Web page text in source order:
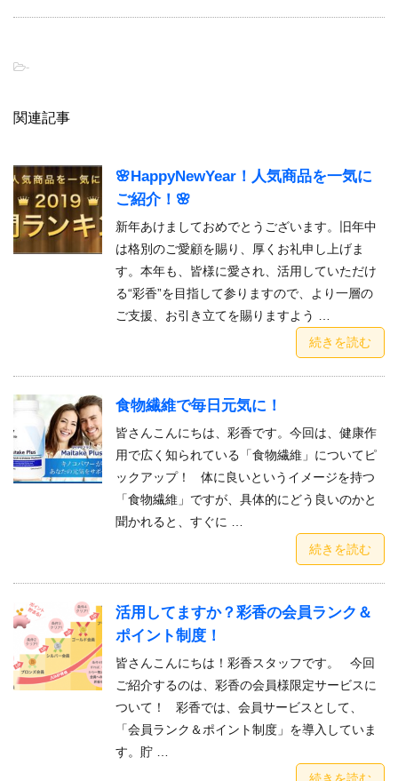
-
関連記事
🌸HappyNewYear！人気商品を一気に
ご紹介！🌸
新年あけましておめでとうございます。旧年中
は格別のご愛顧を賜り、厚くお礼申し上げま
す。本年も、皆様に愛され、活用していただけ
る“彩香”を目指して参りますので、より一層の
ご支援、お引き立てを賜りますよう …
続きを読む
食物繊維で毎日元気に！
皆さんこんにちは、彩香です。今回は、健康作
用で広く知られている「食物繊維」についてピ
ックアップ！ 体に良いというイメージを持つ
「食物繊維」ですが、具体的にどう良いのかと
聞かれると、すぐに …
続きを読む
活用してますか？彩香の会員ランク＆
ポイント制度！
皆さんこんにちは！彩香スタッフです。 今回
ご紹介するのは、彩香の会員様限定サービスに
ついて！ 彩香では、会員サービスとして、
「会員ランク＆ポイント制度」を導入していま
す。貯 …